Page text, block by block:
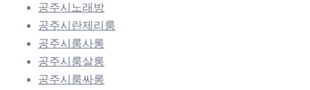
공주시노래방
공주시란제리룸
공주시룸사롱
공주시룸살롱
공주시룸싸롱